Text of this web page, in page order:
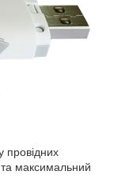
провідних
та максимальний